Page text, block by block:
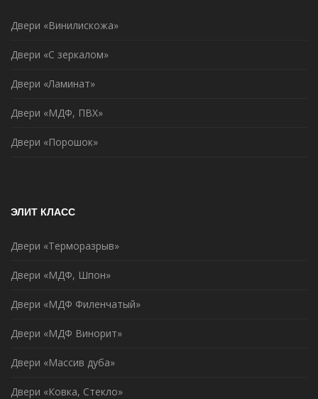
Двери «Винилискожа»
Двери «С зеркалом»
Двери «Ламинат»
Двери «МДФ, ПВХ»
Двери «Порошок»
ЭЛИТ КЛАСС
Двери «Терморазрыв»
Двери «МДФ, Шпон»
Двери «МДФ Филенчатый»
Двери «МДФ Винорит»
Двери «Массив дуба»
Двери «Ковка, Стекло»